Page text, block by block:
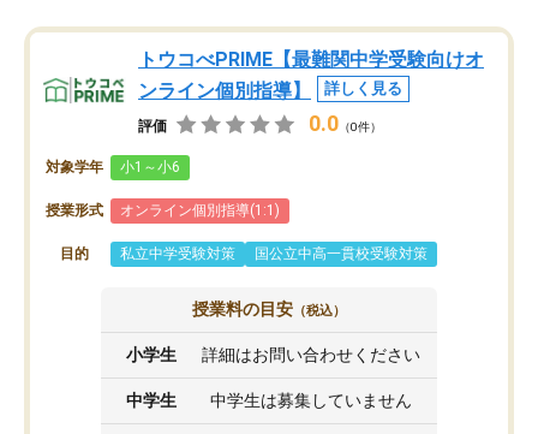
トウコべPRIME【最難関中学受験向けオ
ンライン個別指導】
詳しく見る
評価 0.0 （0件）
対象学年 小1～小6
授業形式 オンライン個別指導(1:1)
目的 私立中学受験対策 国公立中高一貫校受験対策
授業料の目安 （税込）
小学生 詳細はお問い合わせください
中学生 中学生は募集していません